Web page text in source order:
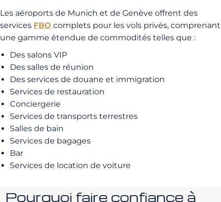
Les aéroports de Munich et de Genève offrent des
services FBO complets pour les vols privés, comprenant
une gamme étendue de commodités telles que :
Des salons VIP
Des salles de réunion
Des services de douane et immigration
Services de restauration
Conciergerie
Services de transports terrestres
Salles de bain
Services de bagages
Bar
Services de location de voiture
Pourquoi faire confiance à